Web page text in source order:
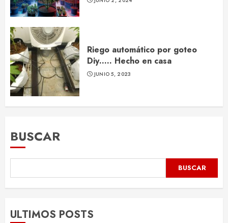
Riego automático por goteo
Diy….. Hecho en casa
JUNIO 5, 2023
BUSCAR
BUSCAR
ULTIMOS POSTS